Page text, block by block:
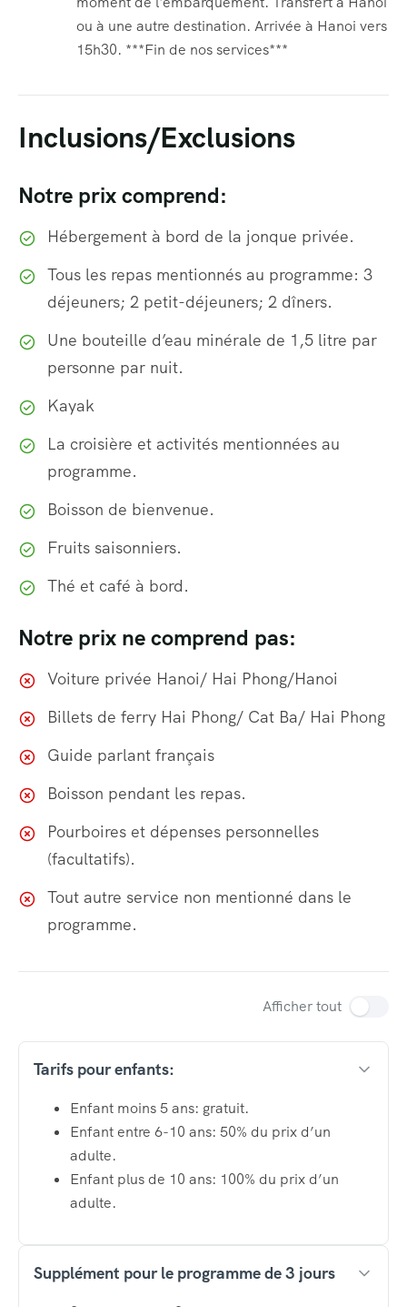
ou à une autre destination. Arrivée à Hanoi vers
15h30. ***Fin de nos services***
Inclusions/Exclusions
Notre prix comprend:
Hébergement à bord de la jonque privée.
Tous les repas mentionnés au programme: 3
déjeuners; 2 petit-déjeuners; 2 dîners.
Une bouteille d’eau minérale de 1,5 litre par
personne par nuit.
Kayak
La croisière et activités mentionnées au
programme.
Boisson de bienvenue.
Fruits saisonniers.
Thé et café à bord.
Notre prix ne comprend pas:
Voiture privée Hanoi/ Hai Phong/Hanoi
Billets de ferry Hai Phong/ Cat Ba/ Hai Phong
Guide parlant français
Boisson pendant les repas.
Pourboires et dépenses personnelles
(facultatifs).
Tout autre service non mentionné dans le
programme.
Afficher tout
Tarifs pour enfants:
Enfant moins 5 ans: gratuit.
Enfant entre 6-10 ans: 50% du prix d’un
adulte.
Enfant plus de 10 ans: 100% du prix d’un
adulte.
Supplément pour le programme de 3 jours